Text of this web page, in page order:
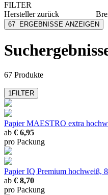
FILTER
Herstellerzurück
Avery Zweckform
EU-RO
Factory
mehr anzeigen
67 ERGEBNISSE ANZEIGEN
67 Produkte
1FILTER
Papier MAESTRO extra
ab € 6,95
pro Packung
Papier IQ Premium hochweiß,
ab € 8,70
pro Packung